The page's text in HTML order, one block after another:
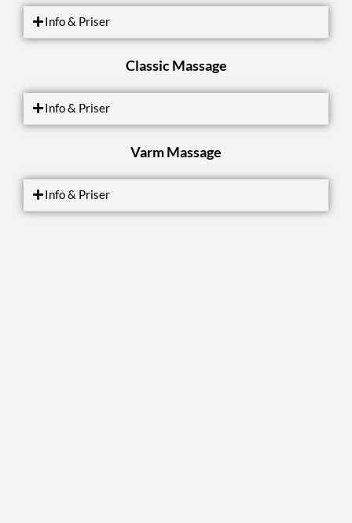
Info & Priser
Classic Massage
Info & Priser
Varm Massage
Info & Priser